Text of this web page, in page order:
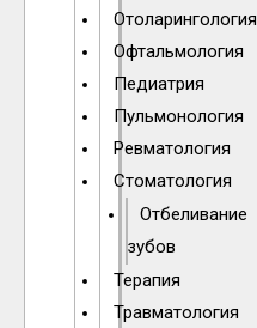
Отоларингология
Офтальмология
Педиатрия
Пульмонология
Ревматология
Стоматология
Отбеливание
зубов
Терапия
Травматология